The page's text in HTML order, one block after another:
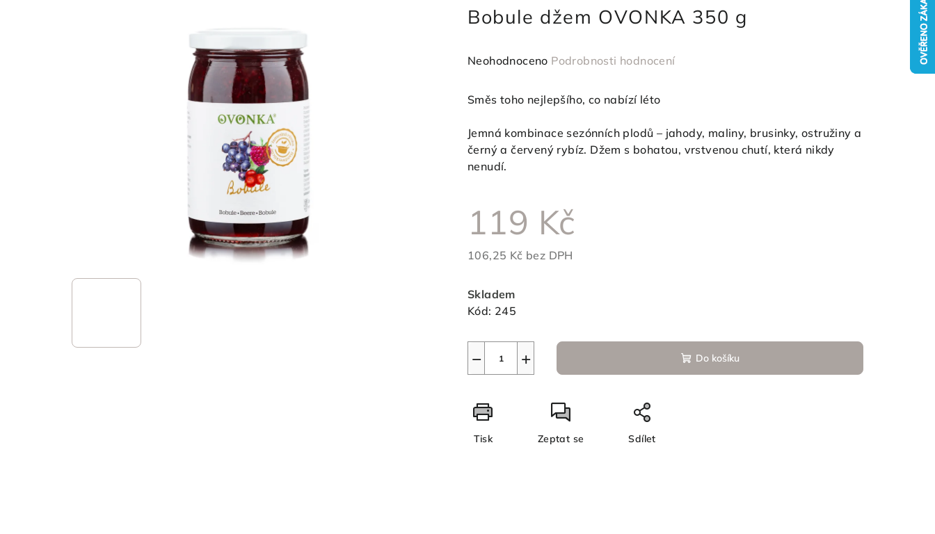
Bobule džem OVONKA 350 g
Průměrné
produktu
0,0
z
Neohodnoceno Podrobnosti hodnocení
Směs toho nejlepšího, co nabízí léto
Jemná kombinace sezónních plodů – jahody, maliny, brusinky, ostružiny a
černý a červený rybíz. Džem s bohatou, vrstvenou chutí, která nikdy
nenudí.
119 Kč
106,25 Kč bez DPH
cena:
Skladem
Kód: 245
+
− Do košíku
Tisk Zeptat se Sdílet